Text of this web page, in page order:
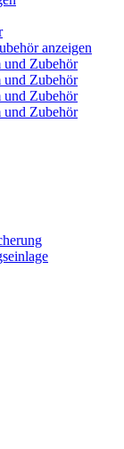
anzeigen
und Zubehör
und Zubehör
und Zubehör
und Zubehör